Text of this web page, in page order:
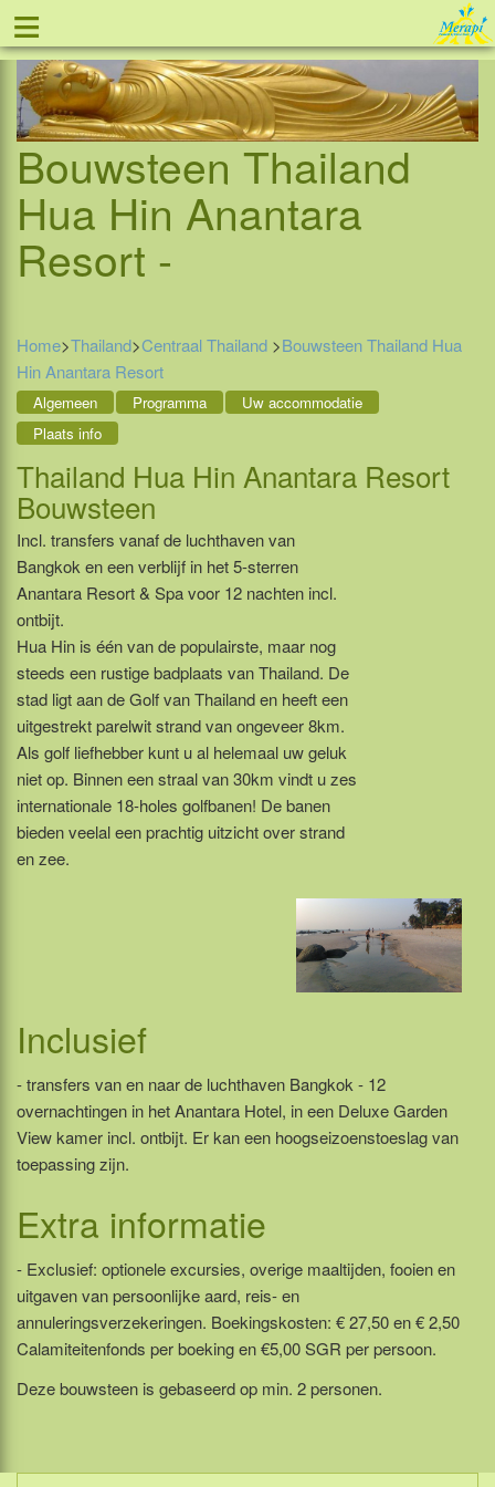
≡ Tel: 088 - 81 11 999
Bouwsteen Thailand
Hua Hin Anantara
Resort -
Home>Thailand>Centraal Thailand >Bouwsteen Thailand Hua
Hin Anantara Resort
Algemeen Programma
Uw accommodatie
Plaats info
Thailand Hua Hin Anantara Resort
Bouwsteen
Incl. transfers vanaf de luchthaven van
Bangkok en een verblijf in het 5-sterren
Anantara Resort & Spa voor 12 nachten incl.
ontbijt.
Hua Hin is één van de populairste, maar nog
steeds een rustige badplaats van Thailand. De
stad ligt aan de Golf van Thailand en heeft een
uitgestrekt parelwit strand van ongeveer 8km.
Als golf liefhebber kunt u al helemaal uw geluk
niet op. Binnen een straal van 30km vindt u zes
internationale 18-holes golfbanen! De banen
bieden veelal een prachtig uitzicht over strand
en zee.
Inclusief
- transfers van en naar de luchthaven Bangkok - 12
overnachtingen in het Anantara Hotel, in een Deluxe Garden
View kamer incl. ontbijt. Er kan een hoogseizoenstoeslag van
toepassing zijn.
Extra informatie
- Exclusief: optionele excursies, overige maaltijden, fooien en
uitgaven van persoonlijke aard, reis- en
annuleringsverzekeringen. Boekingskosten: € 27,50 en € 2,50
Calamiteitenfonds per boeking en €5,00 SGR per persoon.
Deze bouwsteen is gebaseerd op min. 2 personen.